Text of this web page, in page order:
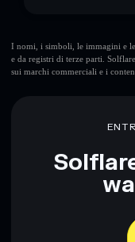
I nomi, i simboli, le immagini e
e da registri di terze parti.
sui marchi commerciali e i